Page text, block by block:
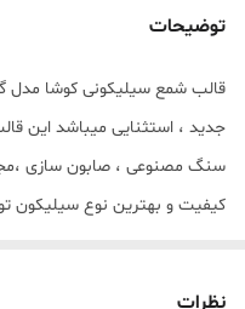
توضیحات
قالب شمع سیلیکونی کوشا مدل
جدید ، استثنایی میباشد این
سنگ مصنوعی ، صابون سازی
کیفیت و بهترین نوع سیلیکون
نظرات